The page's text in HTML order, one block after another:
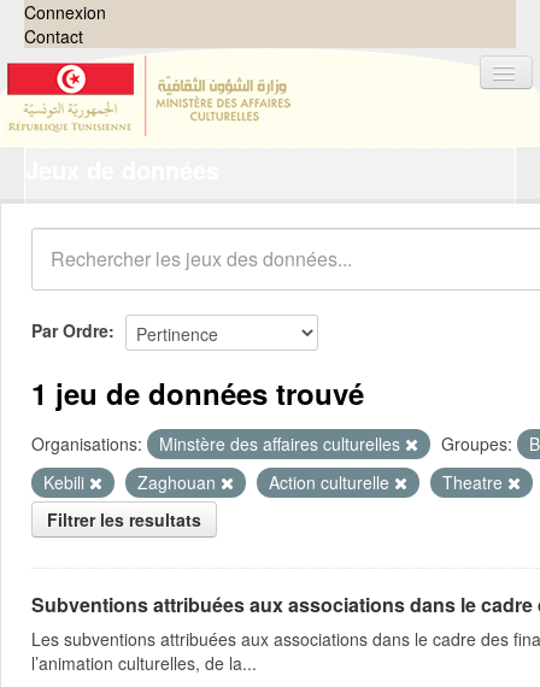
Connexion
Contact
Organisations
Groupes
Demandes 0
À propos
Par Ordre
1 jeu de données trouvé
Organisations: Minstère des affaires culturelles Groupes:
Kebili
Zaghouan Action culturelle
Theatre
Filtrer les resultats
Subventions attribuées aux associations dans le
Les subventions attribuées aux associations dans le cadre des
l’animation culturelles, de la...